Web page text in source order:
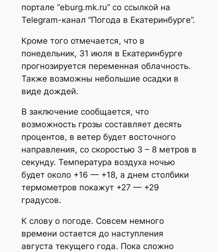
портале “eburg.mk.ru” со ссылкой на
Telegram-канал “Погода в Екатеринбурге”.
Кроме того отмечается, что в
понедельник, 31 июля в Екатеринбурге
прогнозируется переменная облачность.
Также возможны небольшие осадки в
виде дождей.
В заключение сообщается, что
возможность грозы составляет десять
процентов, в ветер будет восточного
направления, со скоростью 3 – 8 метров в
секунду. Температура воздуха ночью
будет около +16 — +18, а днем столбики
термометров покажут +27 — +29
градусов.
К слову о погоде. Совсем немного
времени остается до наступления
августа текущего года. Пока сложно